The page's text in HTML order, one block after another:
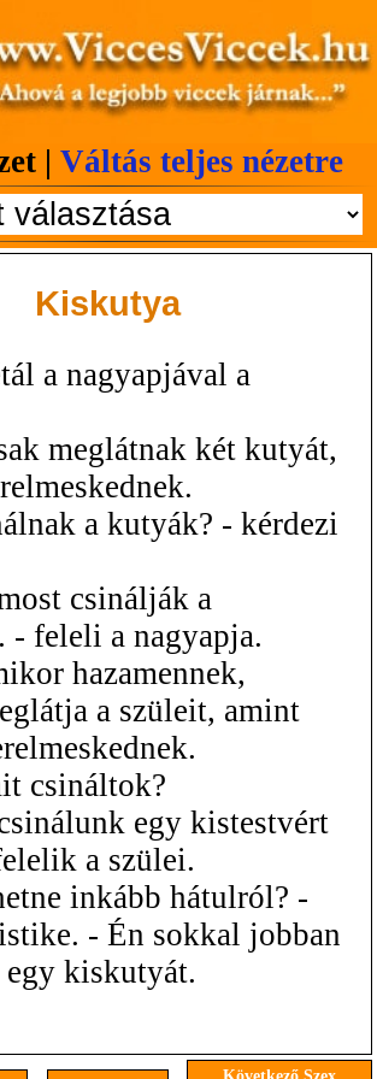
| Váltás teljes nézetre
Kiskutya
a nagyapjával a
meglátnak két kutyát,
a kutyák? - kérdezi
csinálják a
- feleli a nagyapja.
hazamennek,
a szüleit, amint
csináltok?
egy kistestvért
a szülei.
inkább hátulról? -
- Én sokkal jobban
egy kiskutyát.